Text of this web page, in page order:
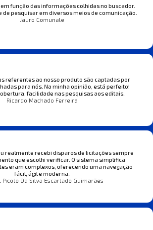
função das informações colhidas no buscador.
de pesquisar em diversos meios de comunicação.
Jauro Comunale
referentes ao nosso produto são captadas por
para nós. Na minha opinião, está perfeito!
facilidade nas pesquisas aos editais.
Ricardo Machado Ferreira
realmente recebi disparos de licitações sempre
que escolhi verificar. O sistema simplifica
eram complexos, oferecendo uma navegação
fácil, ágil e moderna.
Picolo Da Silva Escarlado Guimarães